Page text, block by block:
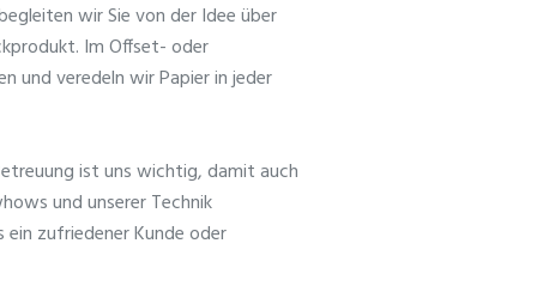
wir Sie von der Idee über
Im Offset- oder
und veredeln wir Papier in jeder
ist uns wichtig, damit auch
und unserer Technik
ein zufriedener Kunde oder